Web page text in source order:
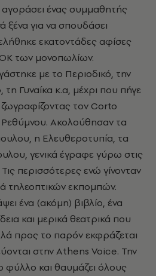
ένας συμμαθητής
ξένα για να σπουδάσει
εκατοντάδες αφίσες
των μονοπωλίων.
με το Περιοδικό, την
Γυναίκα κ.α, μέχρι που πήγε
τον Corto
Ακολούθησαν τα
η Ελευθεροτυπία, τα
γενικά έγραφε γύρω στις
περισσότερες ενώ γίνονταν
τηλεοπτικών εκπομπών.
ένα (ακόμη) βιβλίο, ένα
και μερικά θεατρικά που
προς το παρόν εκφράζεται
στην Athens Voice. Την
φύλλο και θαυμάζει όλους